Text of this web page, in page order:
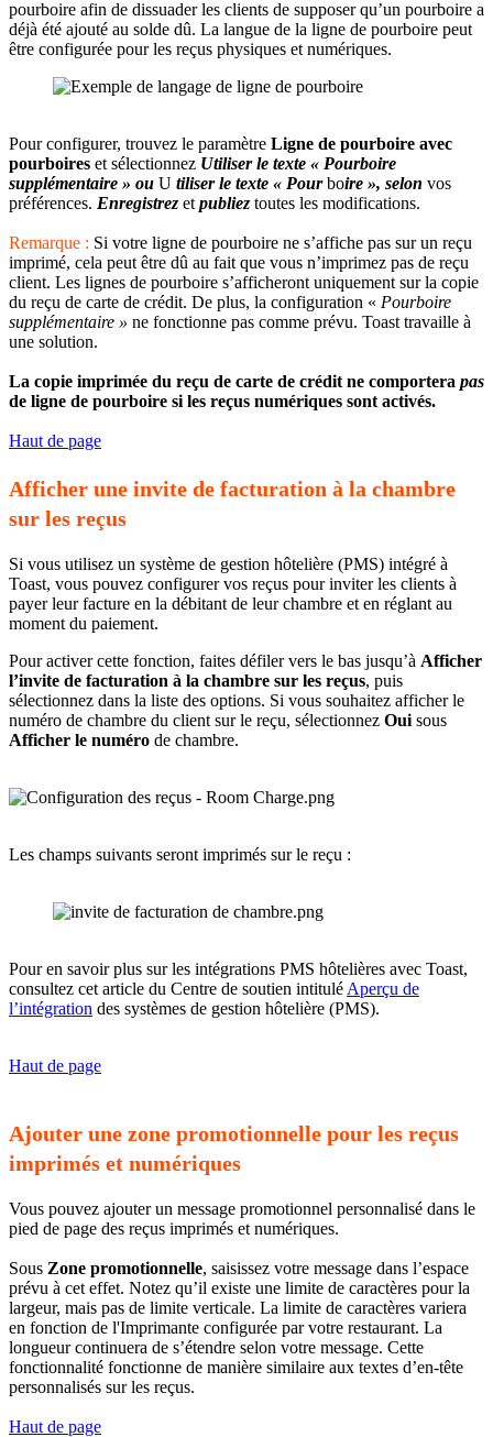
pourboire afin de dissuader les clients de supposer qu’un pourboire a
déjà été ajouté au solde dû. La langue de la ligne de pourboire peut
être configurée pour les reçus physiques et numériques.
Pour configurer, trouvez le paramètre Ligne de pourboire avec
pourboires et sélectionnez Utiliser le texte « Pourboire
supplémentaire » ou U tiliser le texte « Pourboire », selon vos
préférences. Enregistrez et publiez toutes les modifications.
Remarque : Si votre ligne de pourboire ne s’affiche pas sur un reçu
imprimé, cela peut être dû au fait que vous n’imprimez pas de reçu
client. Les lignes de pourboire s’afficheront uniquement sur la copie
du reçu de carte de crédit. De plus, la configuration « Pourboire
supplémentaire » ne fonctionne pas comme prévu. Toast travaille à
une solution.
La copie imprimée du reçu de carte de crédit ne comportera pas
de ligne de pourboire si les reçus numériques sont activés.
Haut de page
Afficher une invite de facturation à la chambre
sur les reçus
Si vous utilisez un système de gestion hôtelière (PMS) intégré à
Toast, vous pouvez configurer vos reçus pour inviter les clients à
payer leur facture en la débitant de leur chambre et en réglant au
moment du paiement.
Pour activer cette fonction, faites défiler vers le bas jusqu’à Afficher
l’invite de facturation à la chambre sur les reçus, puis
sélectionnez dans la liste des options. Si vous souhaitez afficher le
numéro de chambre du client sur le reçu, sélectionnez Oui sous
Afficher le numéro de chambre.
Les champs suivants seront imprimés sur le reçu :
Pour en savoir plus sur les intégrations PMS hôtelières avec Toast,
consultez cet article du Centre de soutien intitulé Aperçu de
l’intégration des systèmes de gestion hôtelière (PMS).
Haut de page
Ajouter une zone promotionnelle pour les reçus
imprimés et numériques
Vous pouvez ajouter un message promotionnel personnalisé dans le
pied de page des reçus imprimés et numériques.
Sous Zone promotionnelle, saisissez votre message dans l’espace
prévu à cet effet. Notez qu’il existe une limite de caractères pour la
largeur, mais pas de limite verticale. La limite de caractères variera
en fonction de l'Imprimante configurée par votre restaurant. La
longueur continuera de s’étendre selon votre message. Cette
fonctionnalité fonctionne de manière similaire aux textes d’en-tête
personnalisés sur les reçus.
Haut de page